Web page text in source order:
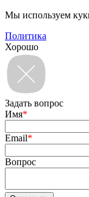
Мы используем
Политика
Хорошо
Задать вопрос
Имя*
Email*
Вопрос